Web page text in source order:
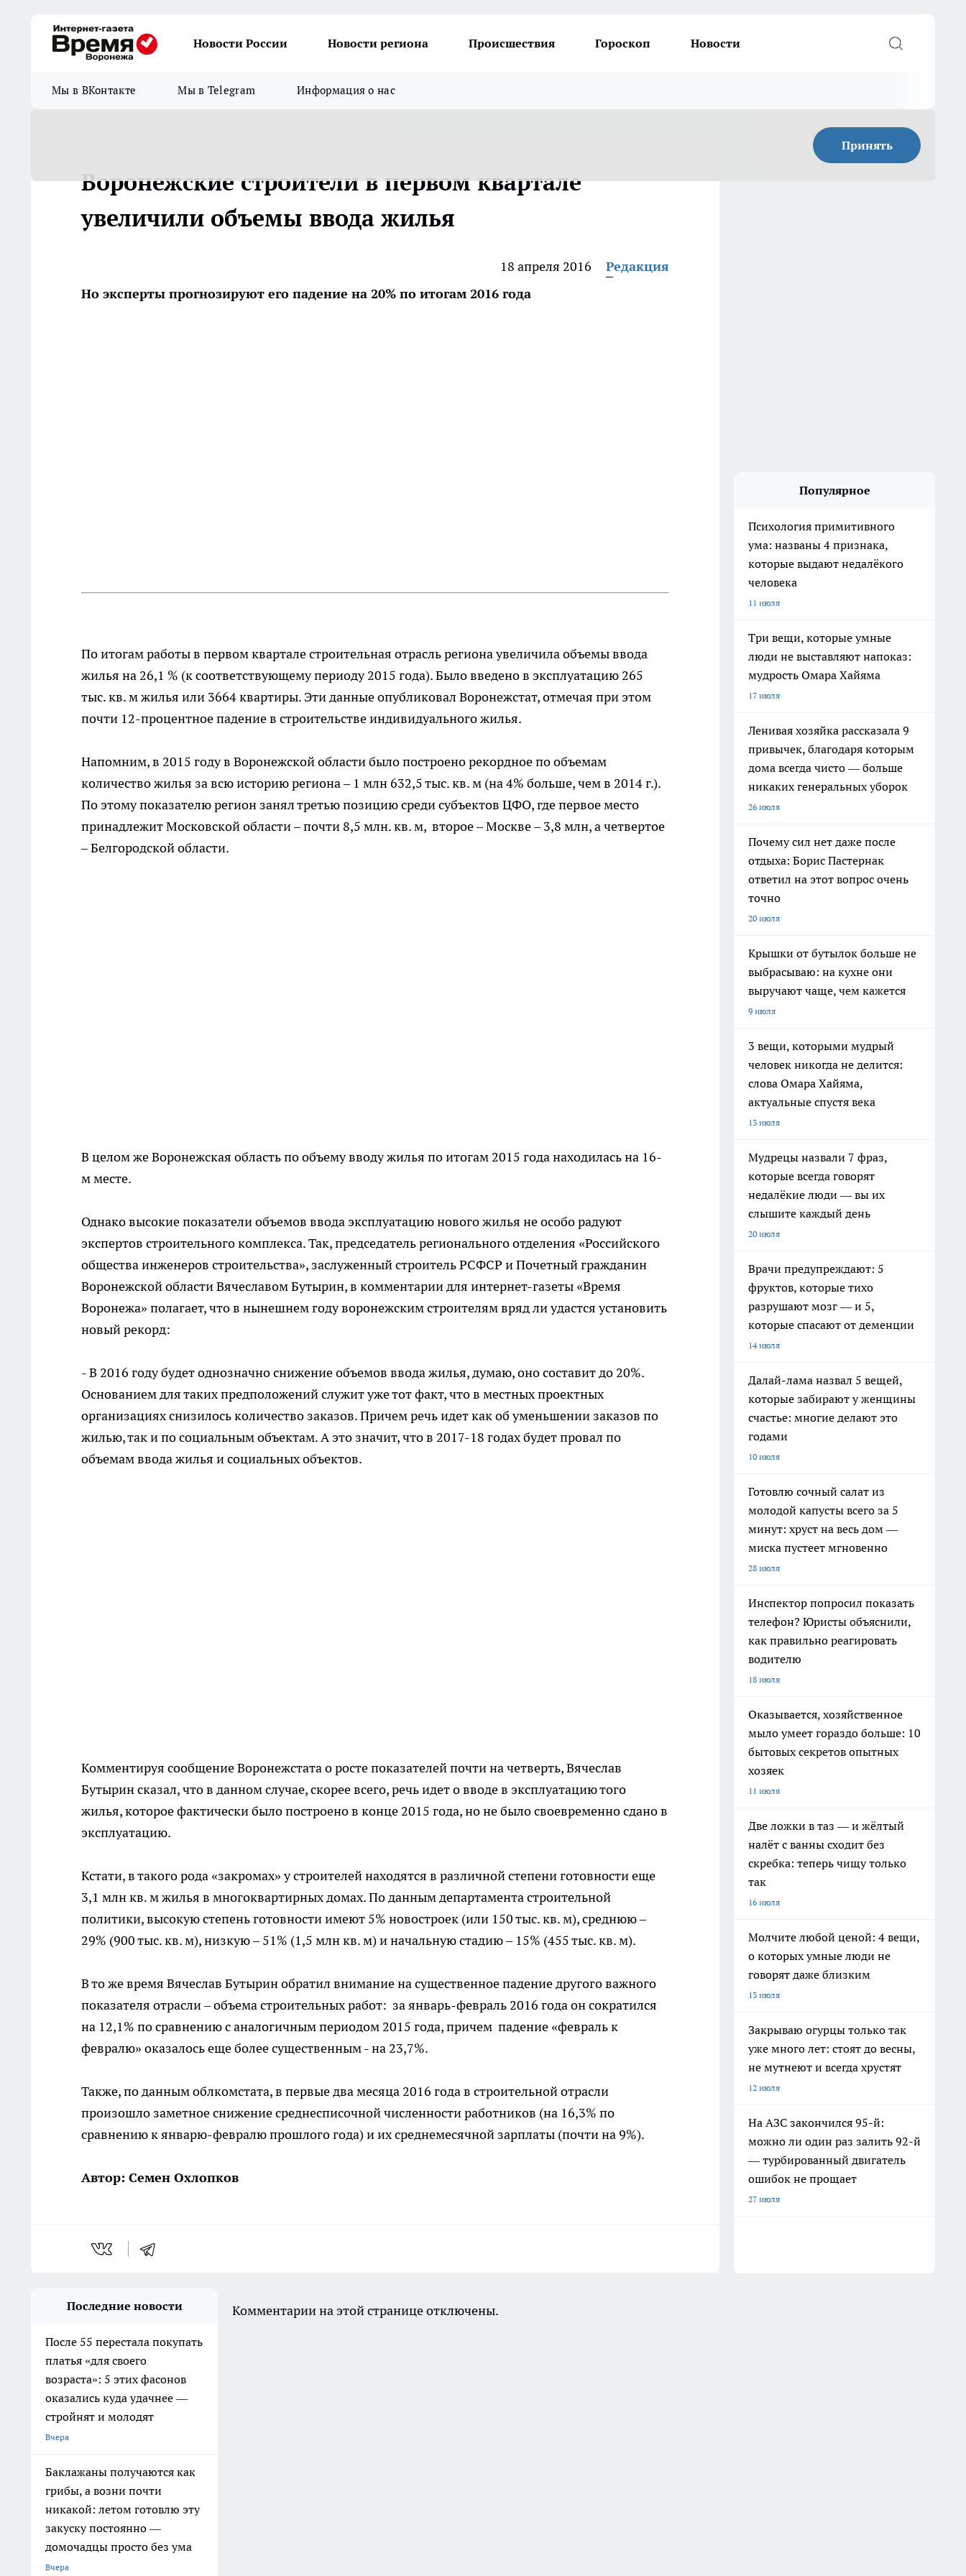
Новости России Новости региона Происшествия Гороскоп Новости
Мы в ВКонтакте Мы в Telegram Информация о нас
Принять
Воронежские строители в первом квартале
увеличили объемы ввода жилья
18 апреля 2016
Редакция
Но эксперты прогнозируют его падение на 20% по итогам 2016 года
По итогам работы в первом квартале строительная отрасль региона увеличила объемы ввода
жилья на 26,1 % (к соответствующему периоду 2015 года). Было введено в эксплуатацию 265
тыс. кв. м жилья или 3664 квартиры. Эти данные опубликовал Воронежстат, отмечая при этом
почти 12-процентное падение в строительстве индивидуального жилья.
Напомним, в 2015 году в Воронежской области было построено рекордное по объемам
количество жилья за всю историю региона – 1 млн 632,5 тыс. кв. м (на 4% больше, чем в 2014 г.).
По этому показателю регион занял третью позицию среди субъектов ЦФО, где первое место
принадлежит Московской области – почти 8,5 млн. кв. м, второе – Москве – 3,8 млн, а четвертое
– Белгородской области.
В целом же Воронежская область по объему вводу жилья по итогам 2015 года находилась на 16-
м месте.
Однако высокие показатели объемов ввода эксплуатацию нового жилья не особо радуют
экспертов строительного комплекса. Так, председатель регионального отделения «Российского
общества инженеров строительства», заслуженный строитель РСФСР и Почетный гражданин
Воронежской области Вячеславом Бутырин, в комментарии для интернет-газеты «Время
Воронежа» полагает, что в нынешнем году воронежским строителям вряд ли удастся установить
новый рекорд:
- В 2016 году будет однозначно снижение объемов ввода жилья, думаю, оно составит до 20%.
Основанием для таких предположений служит уже тот факт, что в местных проектных
организациях снизилось количество заказов. Причем речь идет как об уменьшении заказов по
жилью, так и по социальным объектам. А это значит, что в 2017-18 годах будет провал по
объемам ввода жилья и социальных объектов.
Комментируя сообщение Воронежстата о росте показателей почти на четверть, Вячеслав
Бутырин сказал, что в данном случае, скорее всего, речь идет о вводе в эксплуатацию того
жилья, которое фактически было построено в конце 2015 года, но не было своевременно сдано в
эксплуатацию.
Кстати, в такого рода «закромах» у строителей находятся в различной степени готовности еще
3,1 млн кв. м жилья в многоквартирных домах. По данным департамента строительной
политики, высокую степень готовности имеют 5% новостроек (или 150 тыс. кв. м), среднюю –
29% (900 тыс. кв. м), низкую – 51% (1,5 млн кв. м) и начальную стадию – 15% (455 тыс. кв. м).
В то же время Вячеслав Бутырин обратил внимание на существенное падение другого важного
показателя отрасли – объема строительных работ: за январь-февраль 2016 года он сократился
на 12,1% по сравнению с аналогичным периодом 2015 года, причем падение «февраль к
февралю» оказалось еще более существенным - на 23,7%.
Также, по данным облкомстата, в первые два месяца 2016 года в строительной отрасли
произошло заметное снижение среднесписочной численности работников (на 16,3% по
сравнению к январю-февралю прошлого года) и их среднемесячной зарплаты (почти на 9%).
Автор: Семен Охлопков
Популярное
Психология примитивного
ума: названы 4 признака,
которые выдают недалёкого
человека
11 июля
Три вещи, которые умные
люди не выставляют напоказ:
мудрость Омара Хайяма
17 июля
Ленивая хозяйка рассказала 9
привычек, благодаря которым
дома всегда чисто — больше
никаких генеральных уборок
26 июля
Почему сил нет даже после
отдыха: Борис Пастернак
ответил на этот вопрос очень
точно
20 июля
Крышки от бутылок больше не
выбрасываю: на кухне они
выручают чаще, чем кажется
9 июля
3 вещи, которыми мудрый
человек никогда не делится:
слова Омара Хайяма,
актуальные спустя века
13 июля
Мудрецы назвали 7 фраз,
которые всегда говорят
недалёкие люди — вы их
слышите каждый день
20 июля
Врачи предупреждают: 5
фруктов, которые тихо
разрушают мозг — и 5,
которые спасают от деменции
14 июля
Далай-лама назвал 5 вещей,
которые забирают у женщины
счастье: многие делают это
годами
10 июля
Готовлю сочный салат из
молодой капусты всего за 5
минут: хруст на весь дом —
миска пустеет мгновенно
28 июля
Инспектор попросил показать
телефон? Юристы объяснили,
как правильно реагировать
водителю
18 июля
Оказывается, хозяйственное
мыло умеет гораздо больше: 10
бытовых секретов опытных
хозяек
11 июля
Две ложки в таз — и жёлтый
налёт с ванны сходит без
скребка: теперь чищу только
так
16 июля
Молчите любой ценой: 4 вещи,
о которых умные люди не
говорят даже близким
13 июля
Закрываю огурцы только так
уже много лет: стоят до весны,
не мутнеют и всегда хрустят
12 июля
На АЗС закончился 95-й:
можно ли один раз залить 92-й
— турбированный двигатель
ошибок не прощает
27 июля
Последние новости
После 55 перестала покупать
платья «для своего
возраста»: 5 этих фасонов
оказались куда удачнее —
стройнят и молодят
Вчера
Баклажаны получаются как
грибы, а возни почти
никакой: летом готовлю эту
закуску постоянно —
домочадцы просто без ума
Вчера
Комментарии на этой странице отключены.